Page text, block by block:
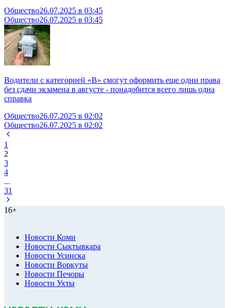
Общество26.07.2025 в 03:45
Общество26.07.2025 в 03:45
Водители с категорией «В» смогут оформить еще одни права
без сдачи экзамена в августе - понадобится всего лишь одна
справка
Общество26.07.2025 в 02:02
Общество26.07.2025 в 02:02
1
2
3
4
...
31
16+
Новости Коми
Новости Сыктывкара
Новости Усинска
Новости Воркуты
Новости Печоры
Новости Ухты